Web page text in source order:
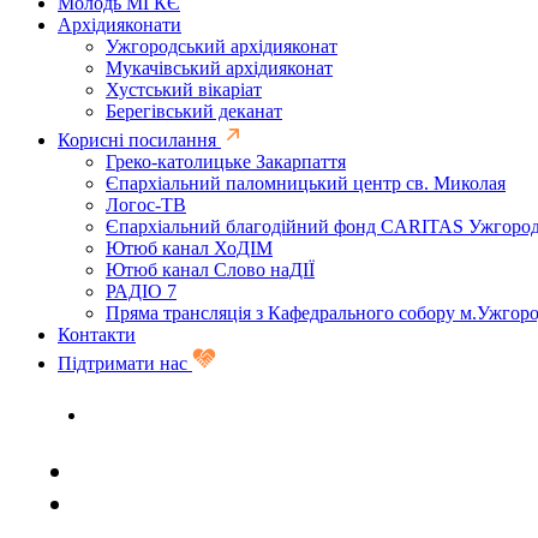
Архідияконати
Ужгородський архідияконат
Мукачівський архідияконат
Хустський вікаріат
Берегівський деканат
Корисні посилання
Греко-католицьке Закарпаття
Єпархіальний паломницький центр св. Миколая
Логос-ТВ
Єпархіальний благодійний фонд CARITAS
Ютюб канал ХоДІМ
Ютюб канал Слово наДІЇ
РАДІО 7
Пряма трансляція з Кафедрального собору
Контакти
Підтримати нас